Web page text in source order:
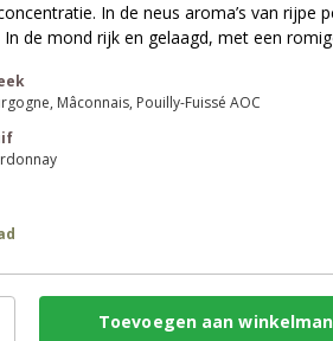
In de neus aroma’s van
In de mond rijk en gelaagd, met een
Mâconnais Pouilly-Fuissé AOC